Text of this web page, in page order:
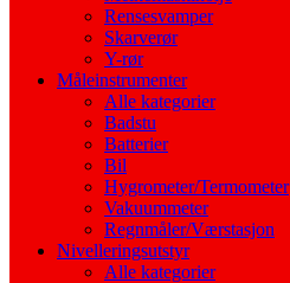
Rensesvamper
Skarverør
Y-rør
Måleinstrumenter
Alle kategorier
Badstu
Batterier
Bil
Hygrometer/Termometer
Vakuummeter
Regnmåler/Værstasjon
Nivelleringsutstyr
Alle kategorier